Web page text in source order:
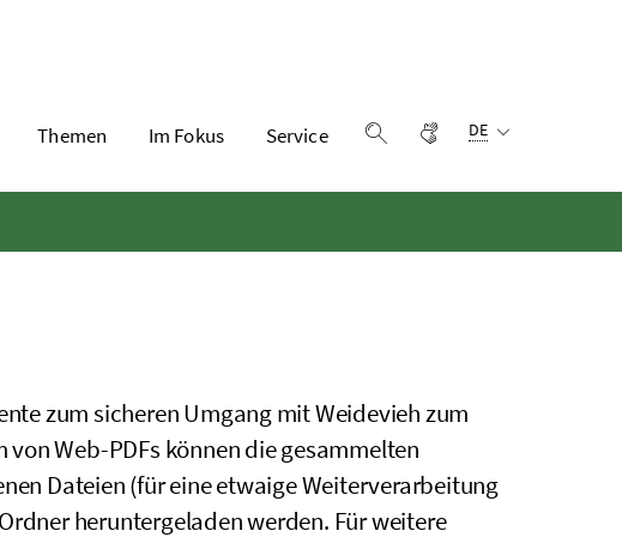
Themen Im Fokus
Service
Gebärdensprache
DE
zum sicheren Umgang mit Weidevieh zum
Web-PDFs können die gesammelten
Dateien (für eine etwaige Weiterverarbeitung
heruntergeladen werden. Für weitere